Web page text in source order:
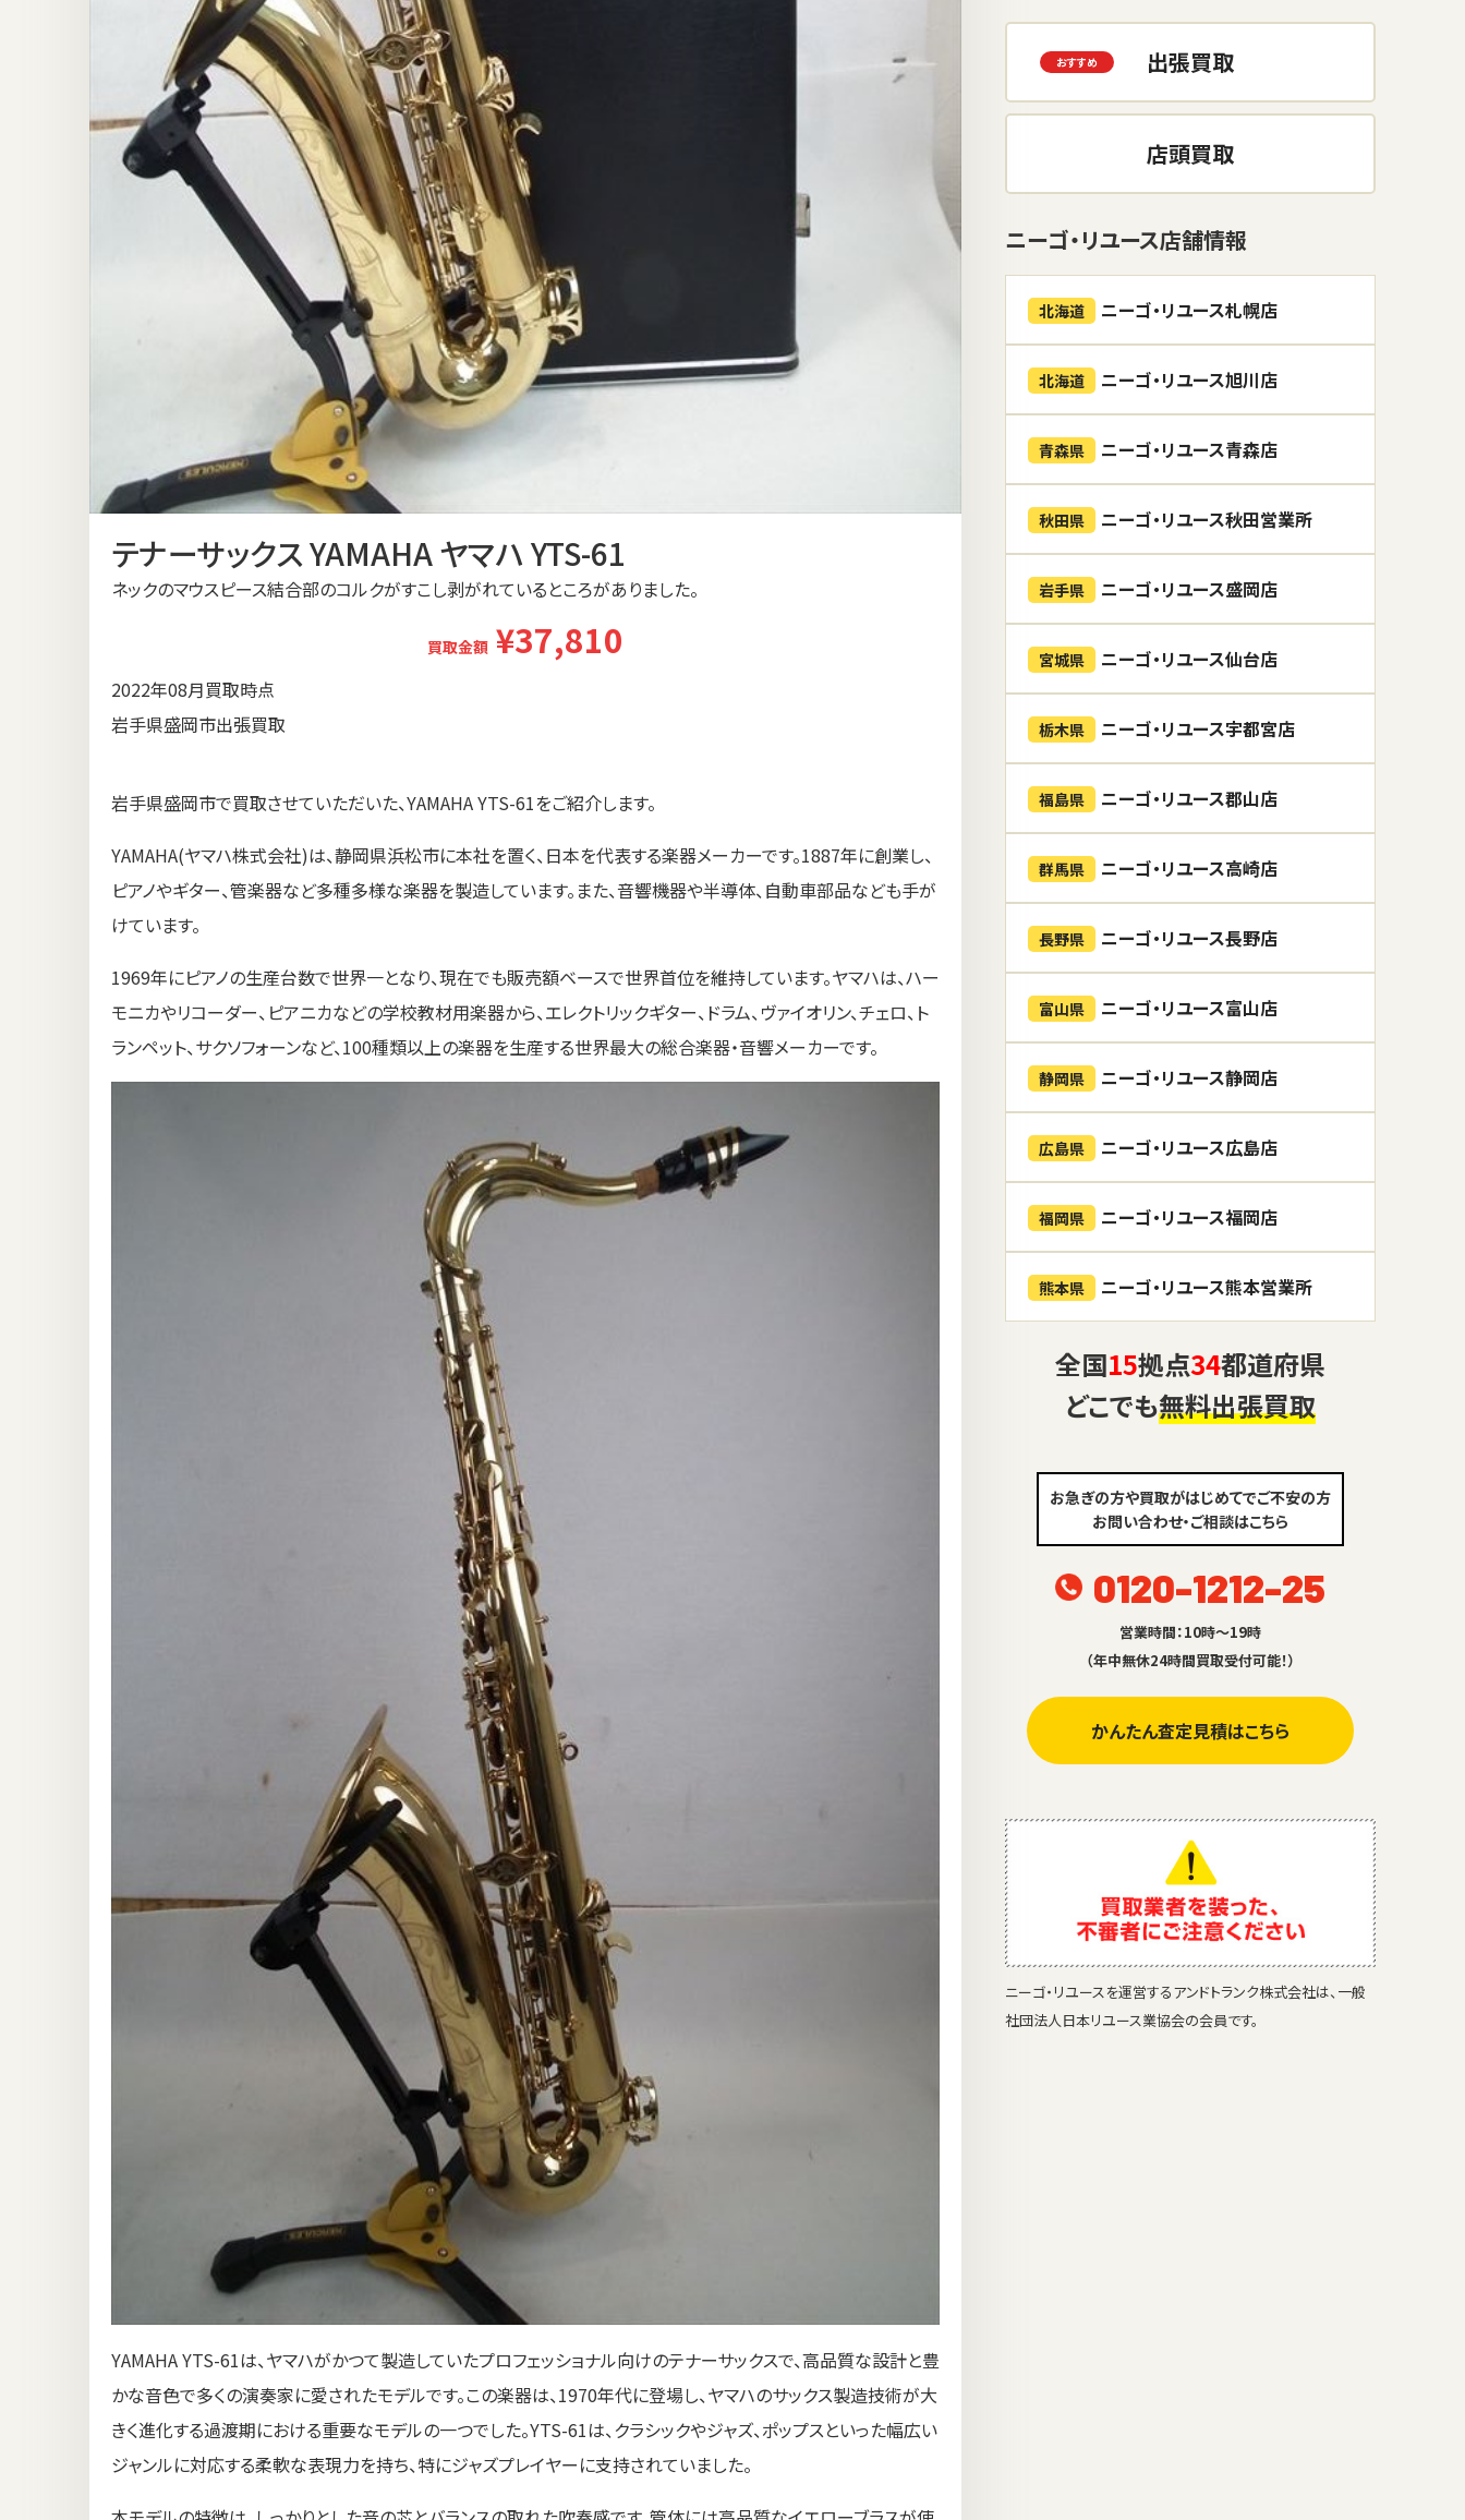
テナーサックス YAMAHA ヤマハ YTS-61
ネックのマウスピース結合部のコルクがすこし剥がれているところがありました。
買取金額 ¥37,810
2022年08月買取時点
岩手県盛岡市出張買取
岩手県盛岡市で買取させていただいた、YAMAHA YTS-61をご紹介します。
YAMAHA(ヤマハ株式会社)は、静岡県浜松市に本社を置く、日本を代表する楽器メーカーです。1887年に創業し、
ピアノやギター、管楽器など多種多様な楽器を製造しています。また、音響機器や半導体、自動車部品なども手が
けています。
1969年にピアノの生産台数で世界一となり、現在でも販売額ベースで世界首位を維持しています。ヤマハは、ハー
モニカやリコーダー、ピアニカなどの学校教材用楽器から、エレクトリックギター、ドラム、ヴァイオリン、チェロ、ト
ランペット、サクソフォーンなど、100種類以上の楽器を生産する世界最大の総合楽器・音響メーカーです。
YAMAHA YTS-61は、ヤマハがかつて製造していたプロフェッショナル向けのテナーサックスで、高品質な設計と豊
かな音色で多くの演奏家に愛されたモデルです。この楽器は、1970年代に登場し、ヤマハのサックス製造技術が大
きく進化する過渡期における重要なモデルの一つでした。YTS-61は、クラシックやジャズ、ポップスといった幅広い
ジャンルに対応する柔軟な表現力を持ち、特にジャズプレイヤーに支持されていました。
出張買取
店頭買取
ニーゴ・リユース店舗情報
北海道 ニーゴ・リユース札幌店
北海道 ニーゴ・リユース旭川店
青森県 ニーゴ・リユース青森店
秋田県 ニーゴ・リユース秋田営業所
岩手県 ニーゴ・リユース盛岡店
宮城県 ニーゴ・リユース仙台店
栃木県 ニーゴ・リユース宇都宮店
福島県 ニーゴ・リユース郡山店
群馬県 ニーゴ・リユース高崎店
長野県 ニーゴ・リユース長野店
富山県 ニーゴ・リユース富山店
静岡県 ニーゴ・リユース静岡店
広島県 ニーゴ・リユース広島店
福岡県 ニーゴ・リユース福岡店
熊本県 ニーゴ・リユース熊本営業所
全国15拠点34都道府県
どこでも無料出張買取
お急ぎの方や買取がはじめてでご不安の方
お問い合わせ・ご相談はこちら
0120-1212-25
営業時間：10時～19時
（年中無休24時間買取受付可能！）
かんたん査定見積はこちら
ニーゴ・リユースを運営するアンドトランク株式会社は、一般
社団法人日本リユース業協会の会員です。